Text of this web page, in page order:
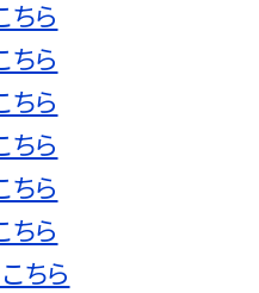
ら
ら
ら
ら
ら
ら
ちら